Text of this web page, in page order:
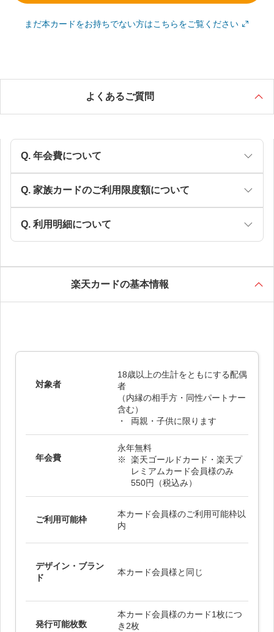
まだ本カードをお持ちでない方はこちらをご覧ください
よくあるご質問
年会費について
家族カードのご利用限度額について
利用明細について
楽天カードの基本情報
対象者
18歳以上の生計をともにする配偶
者
（内縁の相手方・同性パートナー
含む）
両親・子供に限ります
年会費
永年無料
楽天ゴールドカード・楽天プ
レミアムカード会員様のみ
550円（税込み）
ご利用可能枠
本カード会員様のご利用可能枠以
内
デザイン・ブラン
ド
本カード会員様と同じ
発行可能枚数
本カード会員様のカード1枚につ
き2枚